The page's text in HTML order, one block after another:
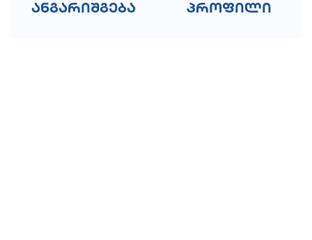
ანგარიშგება პროფილი